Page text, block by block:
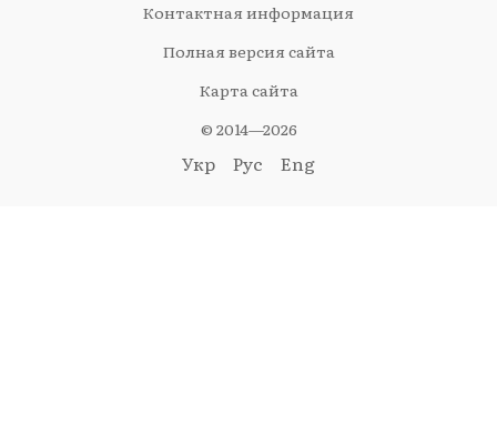
Контактная информация
Полная версия сайта
Карта сайта
© 2014—2026
Укр Рус Eng